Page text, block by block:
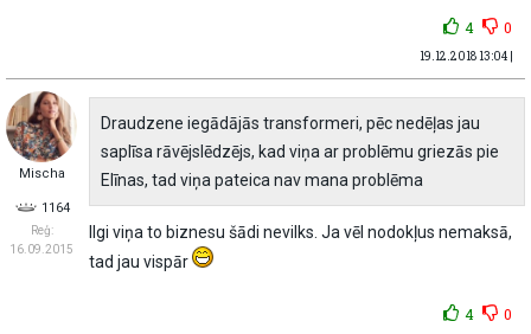
4 0
19.12.2018 13:04 |
Mischa
1164
Reģ:
16.09.2015
Draudzene iegādājās transformeri, pēc nedēļas jau
saplīsa rāvējslēdzējs, kad viņa ar problēmu griezās pie
Elīnas, tad viņa pateica nav mana problēma
Ilgi viņa to biznesu šādi nevilks. Ja vēl nodokļus nemaksā,
tad jau vispār
4 0